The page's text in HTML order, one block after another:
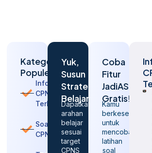
Kategori
Populer
Informasi
CPNS
Terbaru
Soal
CPNS
Yuk,
Susun
Strategi
Belajarmu
Dapatkan
arahan
belajar
sesuai
target
CPNS
Coba
Fitur
JadiASN
Gratis!
Kamu
berkesempatan
untuk
mencoba
latihan
soal